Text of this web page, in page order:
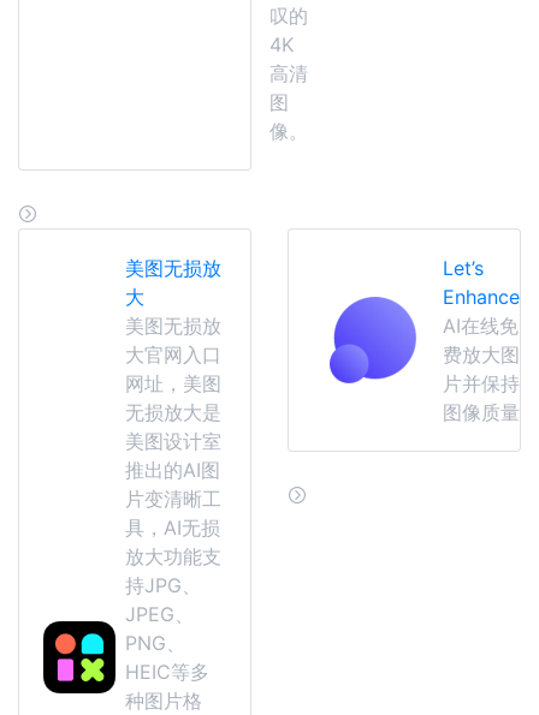
叹的
4K
高清
图
像。
美图无损放
大
美图无损放
大官网入口
网址，美图
无损放大是
美图设计室
推出的AI图
片变清晰工
具，AI无损
放大功能支
持JPG、
JPEG、
PNG、
HEIC等多
种图片格
Let’s
Enhance
AI在线免
费放大图
片并保持
图像质量